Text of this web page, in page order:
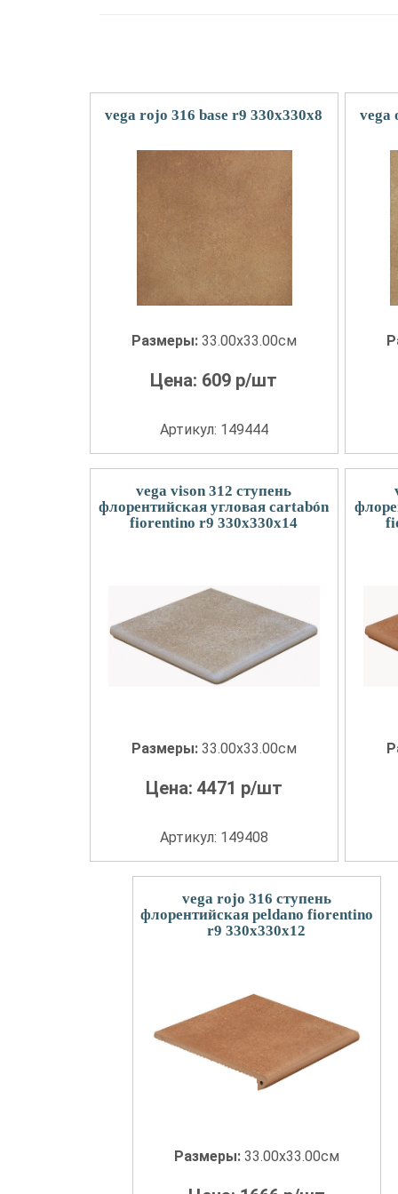
vega rojo 316 base r9 330x330x8
Размеры: 33.00x33.00см
Цена: 609 р/шт
Артикул: 149444
vega
vega vison 312 ступень
флорентийская угловая cartabón
fiorentino r9 330x330x14
Размеры: 33.00x33.00см
Цена: 4471 р/шт
Артикул: 149408
vega rojo 316 ступень
флорентийская peldano fiorentino
r9 330x330x12
Размеры: 33.00x33.00см